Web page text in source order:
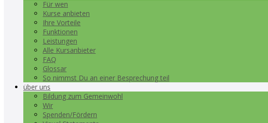
Für wen
Kurse anbieten
Ihre Vorteile
Funktionen
Leistungen
Alle Kursanbieter
FAQ
Glossar
So nimmst Du an einer Besprechung teil
über uns
Bildung zum Gemeinwohl
Wir
Spenden/Fördern